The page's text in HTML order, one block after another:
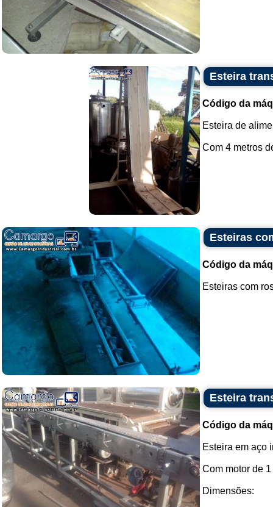
Esteira
Código da
Esteira de
Com 4 metros
Esteiras
Código da
Esteiras com
Esteira
Código da
Esteira em aço
Com motor de 1
Dimensões: